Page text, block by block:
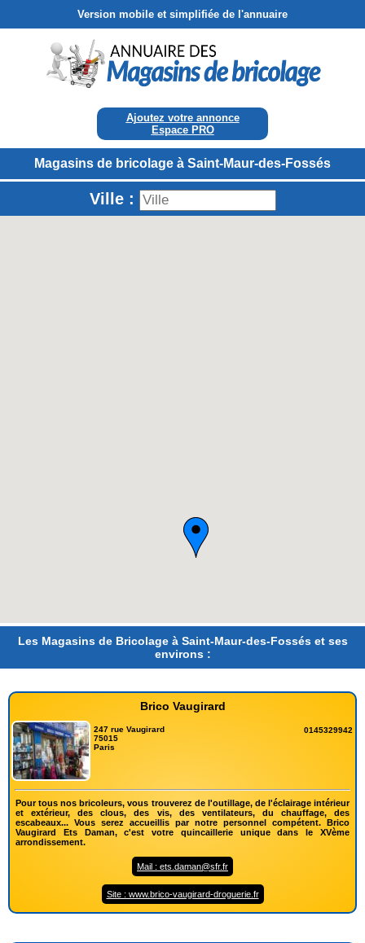
Version mobile et simplifiée de l'annuaire
Ajoutez votre annonce
Espace PRO
Magasins de bricolage à Saint-Maur-des-Fossés
Ville :
Les Magasins de Bricolage à Saint-Maur-des-Fossés et ses
environs :
Brico Vaugirard
247 rue Vaugirard
75015
Paris
0145329942
Pour tous nos bricoleurs, vous trouverez de l'outillage, de l'éclairage intérieur
et extérieur, des clous, des vis, des ventilateurs, du chauffage, des
escabeaux... Vous serez accueillis par notre personnel compétent. Brico
Vaugirard Ets Daman, c'est votre quincaillerie unique dans le XVème
arrondissement.
Mail : ets.daman@sfr.fr
Site : www.brico-vaugirard-droguerie.fr